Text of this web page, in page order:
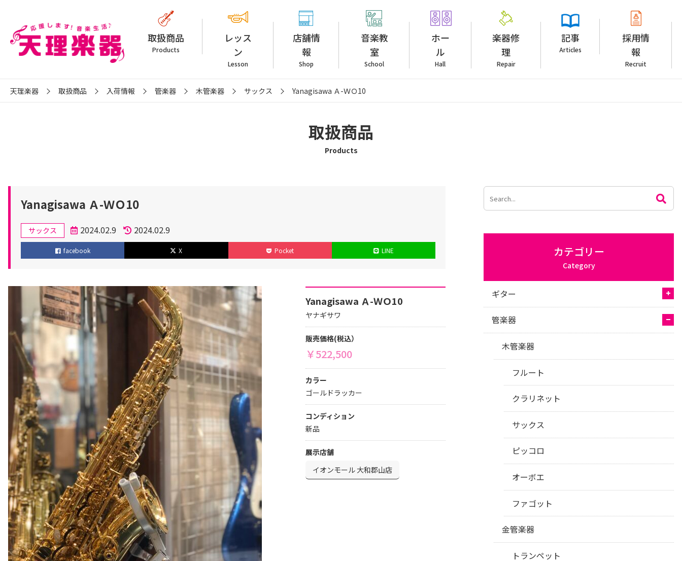
取扱商品
Products
レッス
ン
Lesson
店舗情
報
Shop
音楽教
室
School
ホー
ル
Hall
楽器修
理
Repair
記事
Articles
採用情
報
Recruit
天理楽器 取扱商品 入荷情報 管楽器 木管楽器 サックス Yanagisawa Ａ-ＷＯ10
取扱商品
Products
Yanagisawa Ａ-ＷＯ10
テ
ゴ
ー
サックス
投
稿
2024.02.9
更
新
2024.02.9
facebook X Pocket LINE
Yanagisawa Ａ-ＷＯ10
ヤナギサワ
販売価格(税込）
￥522,500
カラー
ゴールドラッカー
コンディション
新品
展示店舗
イオンモール 大和郡山店
カテゴリー
Category
ギター
管楽器
木管楽器
フルート
クラリネット
サックス
ピッコロ
オーボエ
ファゴット
金管楽器
トランペット